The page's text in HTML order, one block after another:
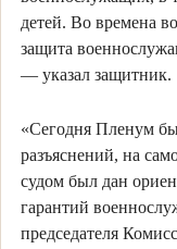
детей. Во времена
защита
— указал защитник.
«Сегодня Пленум
разъяснений, на
судом был дан
гарантий
председателя